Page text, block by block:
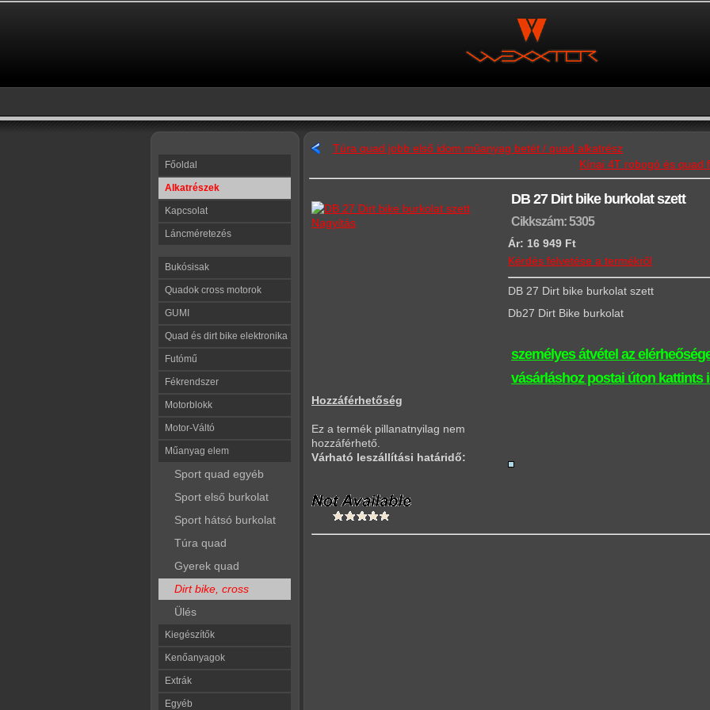
Főoldal
Alkatrészek
Kapcsolat
Láncméretezés
Bukósisak
Quadok cross motorok
GUMI
Quad és dirt bike elektronika
Futómű
Fékrendszer
Motorblokk
Motor-Váltó
Műanyag elem
Sport quad egyéb
Sport első burkolat
Sport hátsó burkolat
Túra quad
Gyerek quad
Dirt bike, cross
Ülés
Kiegészítők
Kenőanyagok
Extrák
Egyéb
Túra quad jobb első idom műanyag betét / quad alkatrész
Kínai 4T robogó és quad
Nagyítás
DB 27 Dirt bike burkolat szett
Cikkszám: 5305
Ár: 16 949 Ft
Kérdés felvetése a termékről
DB 27 Dirt bike burkolat szett
Db27 Dirt Bike burkolat
személyes átvétel az
vásárláshoz postai úton kattints
Hozzáférhetőség
Ez a termék pillanatnyilag nem
hozzáférhető.
Várható leszállítási határidő: